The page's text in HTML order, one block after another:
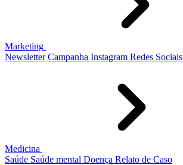
Marketing
Newsletter Campanha Instagram Redes Sociais
Medicina
Saúde Saúde mental Doença Relato de Caso